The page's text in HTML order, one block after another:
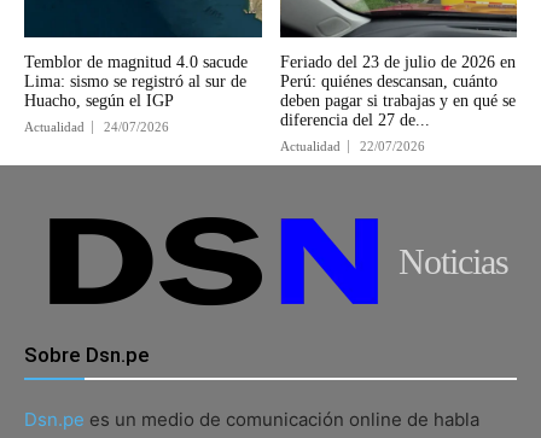
Temblor de magnitud 4.0 sacude
Lima: sismo se registró al sur de
Huacho, según el IGP
Actualidad 24/07/2026
Feriado del 23 de julio de 2026 en
Perú: quiénes descansan, cuánto
deben pagar si trabajas y en qué se
diferencia del 27 de...
Actualidad 22/07/2026
Noticias
Sobre Dsn.pe
Dsn.pe es un medio de comunicación online de habla